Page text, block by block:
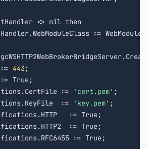
<> nil then
:=
443 ;
True;
:=
'cert.pem' ;
:=
'key.pem' ;
:= True;
:= True;
:= True;